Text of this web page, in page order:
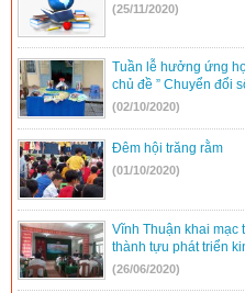
(25/11/2020)
Tuần lễ hưởng ứng
chủ đề ” Chuyển đổi
(02/10/2020)
Đêm hội trăng rằm
(01/10/2020)
Vĩnh Thuận khai mạc
thành tựu phát triển
(26/06/2020)